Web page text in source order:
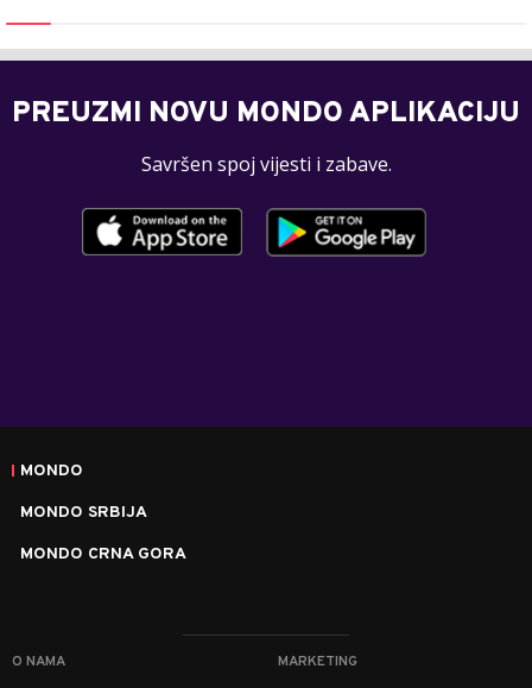
PREUZMI NOVU MONDO APLIKACIJU
Savršen spoj vijesti i zabave.
MONDO
MONDO SRBIJA
MONDO CRNA GORA
O NAMA MARKETING